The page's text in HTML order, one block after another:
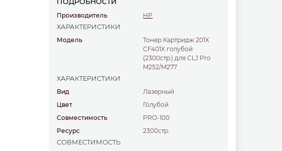
Производитель HP
ХАРАКТЕРИСТИКИ
Модель
Тонер Картридж 201X
CF401X голубой
(2300стр.) для CLJ Pro
M252/M277
ХАРАКТЕРИСТИКИ
Вид
Лазерный
Цвет
голубой
Совместимость
PRO-100
Ресурс
2300стр.
СОВМЕСТИМОСТЬ